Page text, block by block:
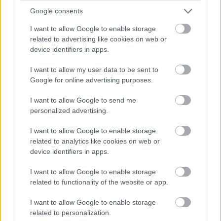
Google consents
I want to allow Google to enable storage
related to advertising like cookies on web or
device identifiers in apps.
I want to allow my user data to be sent to
Google for online advertising purposes.
I want to allow Google to send me
personalized advertising.
I want to allow Google to enable storage
related to analytics like cookies on web or
device identifiers in apps.
I want to allow Google to enable storage
related to functionality of the website or app.
I want to allow Google to enable storage
related to personalization.
eredményessége erősen véleményes, ahogy az
antennacsere (úgynevezett magasabb jelszintű
egységre) sem éri meg a ráfordított költséget, mivel a
router kibocsátotta jelerősséget nem tudod így
változtatni, a beavatkozás legfeljebb a szórás irányára
lehet némi hatással. Amennyiben viszont kifejezetten ez
utóbbi a cél, jobban jársz egy beamforming technológiát
tudja küldeni a jelet az épp kapcsolódó kliensek felé.
és a más frekvencián ugyan, de szintén elektromágneses
hullámokkal operáló készülékek (például analóg rádió,
képeznek még a legerősebb Wi-Fi-routerek számára is.
adott pontján gyenge vagy egyáltalán nem
fogható a jel. Ilyenkor jó ötletnek tűnhet egy